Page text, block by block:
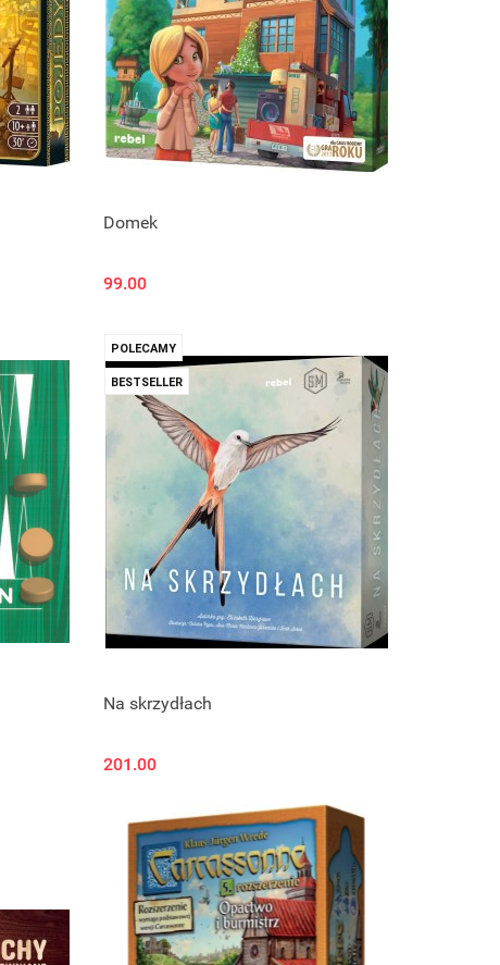
Domek
99.00
POLECAMY
BESTSELLER
Na skrzydłach
201.00